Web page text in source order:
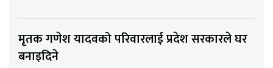
मृतक गणेश यादवको परिवारलाई प्रदेश सरकारले घर
बनाइदिने